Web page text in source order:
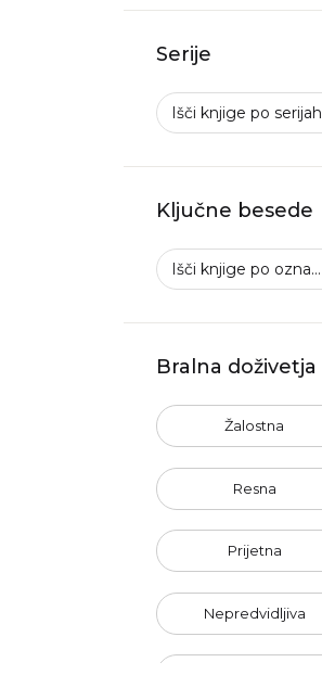
Serije
Išči knjige po serijah
Ključne besede
Išči knjige po oznakah
Bralna doživetja
Žalostna
Resna
Prijetna
Nepredvidljiva